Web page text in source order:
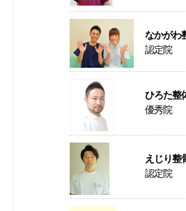
なかがわ
認定院
ひろた整
優秀院
えじり整
認定院